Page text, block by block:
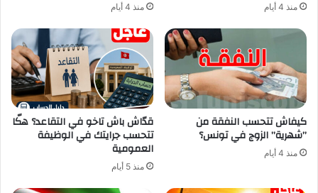
منذ 4 أيام منذ 4 أيام
كيفاش تتحسب النفقة من
”شهرية” الزوج في تونس؟
منذ 4 أيام
قدّاش باش تاخو في التقاعد؟ هكّا
تتحسب جرايتك في الوظيفة
العمومية
منذ 5 أيام